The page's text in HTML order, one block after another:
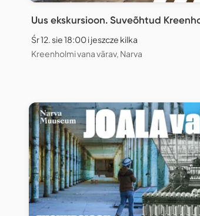
Uus ekskursioon. Suveõhtud
Śr 12. sie 18:00 i jeszcze kilka
Kreenholmi vana värav, Narva